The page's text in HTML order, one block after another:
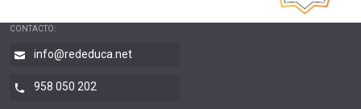
CONTACTO:
info@rededuca.net
958 050 202